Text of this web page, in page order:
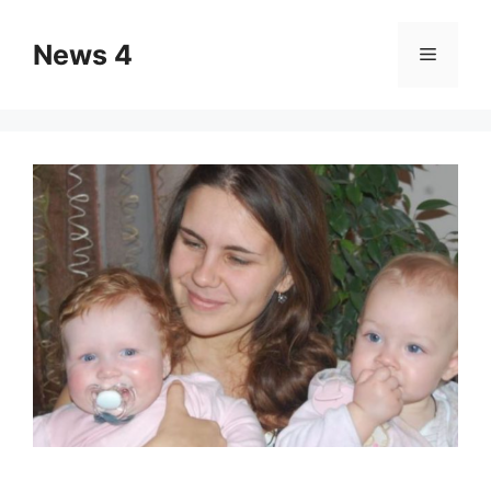
contentNews 4 Menu